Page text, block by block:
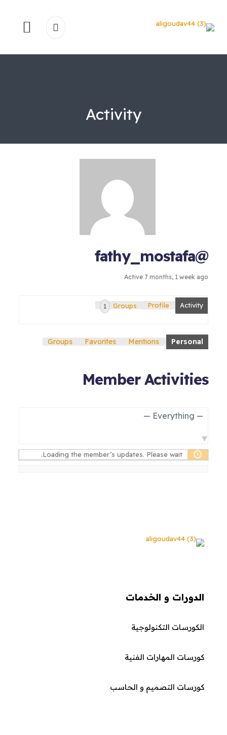
Activity
@fathy_mostafa
Active 7 months, 1 week ago
Activity
Profile
Groups
1
Personal
Mentions
Favorites
Groups
Member Activities
Show:
Loading the member’s updates. Please wait.
الدورات و الخدمات
الكورسات التكنولوجية
كورسات المهارات الفنية
كورسات التصميم و الحاسب